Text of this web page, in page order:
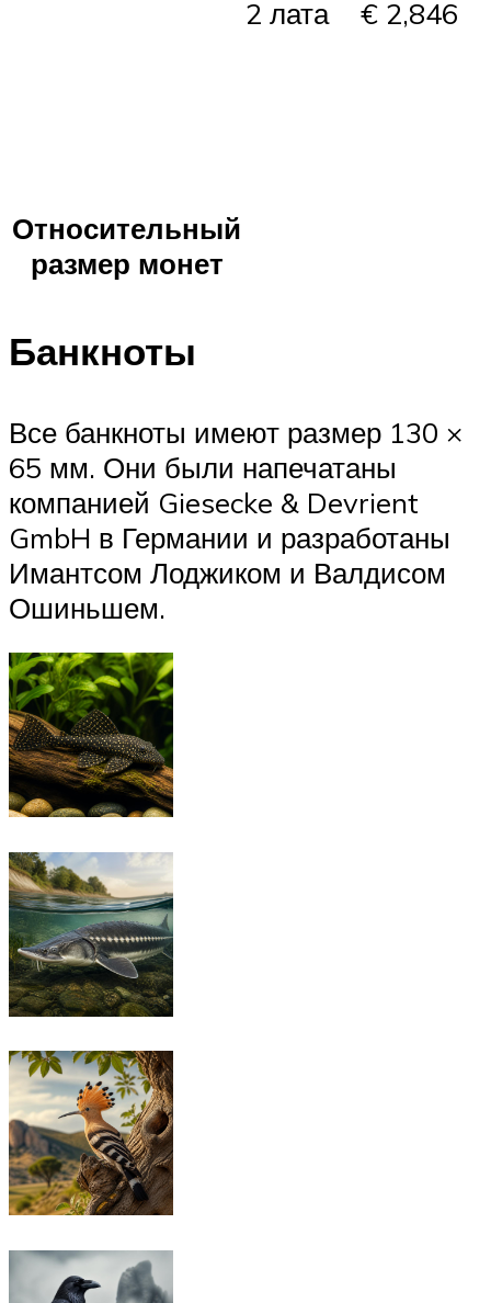
2 лата € 2,846
Относительный
размер монет
Банкноты
Все банкноты имеют размер 130 ×
65 мм. Они были напечатаны
компанией Giesecke & Devrient
GmbH в Германии и разработаны
Имантсом Лоджиком и Валдисом
Ошиньшем.